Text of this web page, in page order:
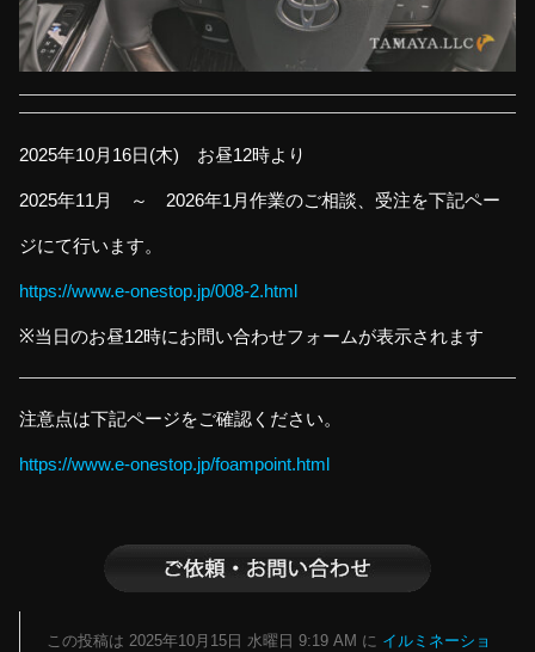
2025年10月16日(木) お昼12時より
2025年11月 ～ 2026年1月作業のご相談、受注を下記ペー
ジにて行います。
https://www.e-onestop.jp/008-2.html
※当日のお昼12時にお問い合わせフォームが表示されます
注意点は下記ページをご確認ください。
https://www.e-onestop.jp/foampoint.html
この投稿は 2025年10月15日 水曜日 9:19 AM に イルミネーショ